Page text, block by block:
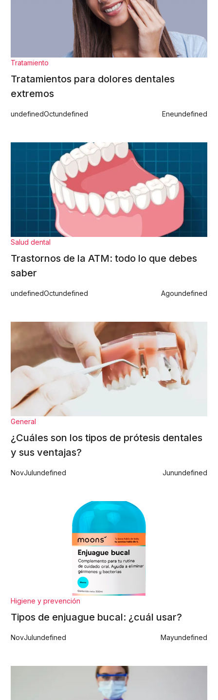
Tratamiento
Tratamientos para dolores dentales
extremos
undefinedOctundefined Eneundefined
Salud dental
Trastornos de la ATM: todo lo que debes
saber
undefinedOctundefined Agoundefined
General
¿Cuáles son los tipos de prótesis dentales
y sus ventajas?
NovJulundefined Junundefined
Higiene y prevención
Tipos de enjuague bucal: ¿cuál usar?
NovJulundefined Mayundefined